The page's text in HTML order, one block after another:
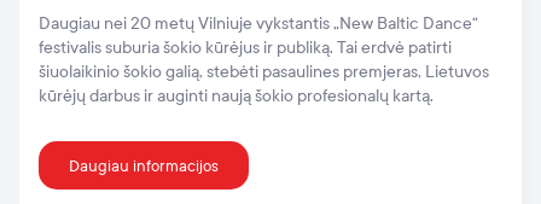
Daugiau nei 20 metų Vilniuje vykstantis „New Baltic Dance“
festivalis suburia šokio kūrėjus ir publiką. Tai erdvė patirti
šiuolaikinio šokio galią, stebėti pasaulines premjeras, Lietuvos
kūrėjų darbus ir auginti naują šokio profesionalų kartą.
Daugiau informacijos